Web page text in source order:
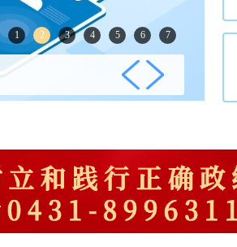
1 2 3 4 5 6 7